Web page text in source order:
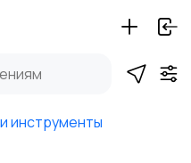
инструменты